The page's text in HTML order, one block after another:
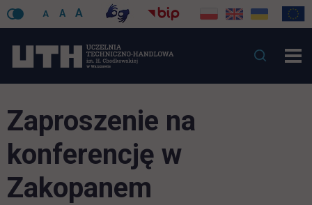
A A A
Zaproszenie na
konferencję w
Zakopanem